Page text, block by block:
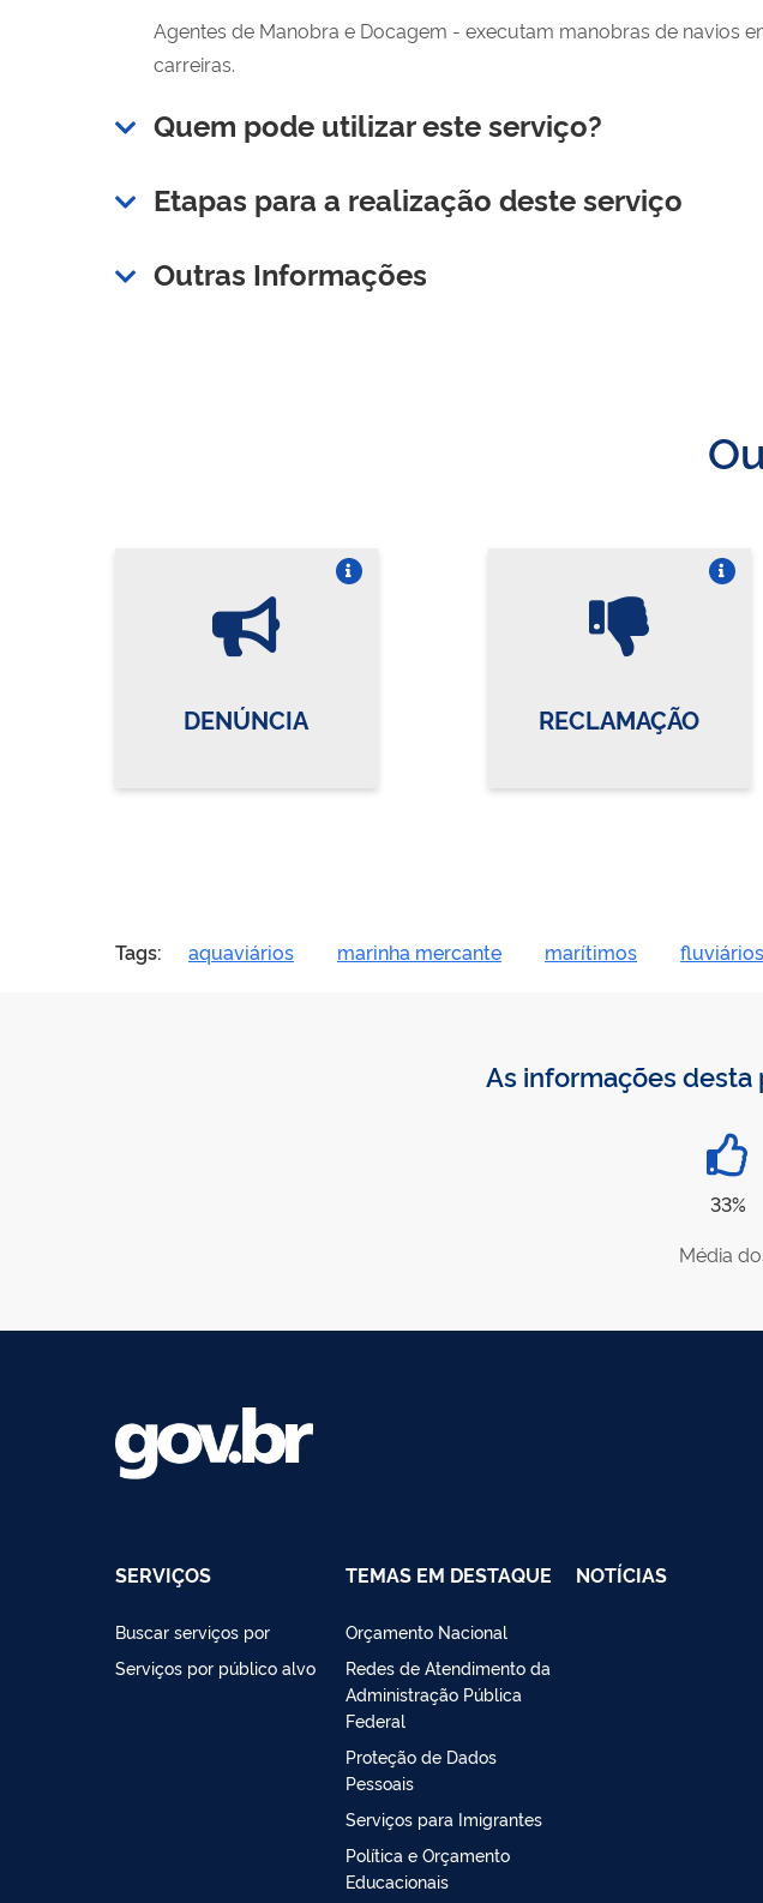
Agentes de Manobra e Docagem - executam manobras de navios
carreiras.
Quem pode utilizar este serviço?
Etapas para a realização deste serviço
Outras Informações
DENÚNCIA RECLAMAÇÃO
Tags: aquaviários marinha mercante marítimos fluviários
As informações desta
33%
Média
SERVIÇOS
Buscar serviços por
Serviços por público alvo
TEMAS EM DESTAQUE
Orçamento Nacional
Redes de Atendimento da
Administração Pública
Federal
Proteção de Dados
Pessoais
Serviços para Imigrantes
Política e Orçamento
Educacionais
NOTÍCIAS